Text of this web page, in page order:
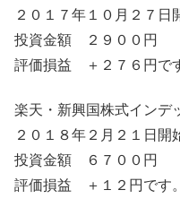
２０１７年１０月２７日
投資金額 ２９００円
評価損益 ＋２７６円で
楽天・新興国株式インデ
２０１８年２月２１日開
投資金額 ６７００円
評価損益 ＋１２円です。